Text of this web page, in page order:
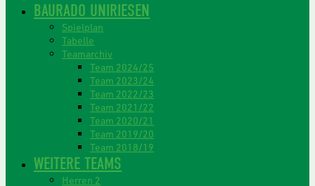
BAURADO UNIRIESEN
Spielplan
Tabelle
Teamarchiv
Team 2024/25
Team 2023/24
Team 2022/23
Team 2021/22
Team 2020/21
Team 2019/20
Team 2018/19
WEITERE TEAMS
Herren 2